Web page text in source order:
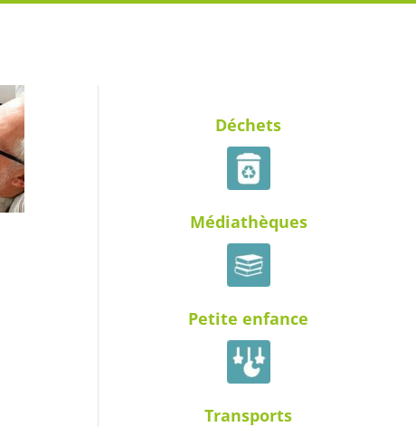
Déchets
Médiathèques
Petite enfance
Transports